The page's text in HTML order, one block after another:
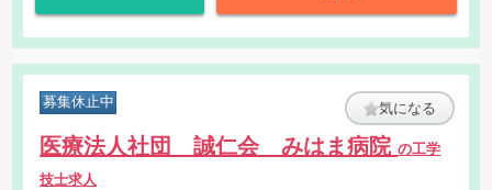
募集休止中 気になる
医療法人社団 誠仁会 みはま病院の工学
技士求人